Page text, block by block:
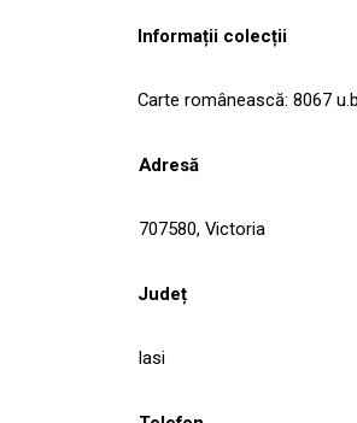
Informații colecții
Carte românească: 8067 u.b.
Adresă
707580, Victoria
Județ
Iasi